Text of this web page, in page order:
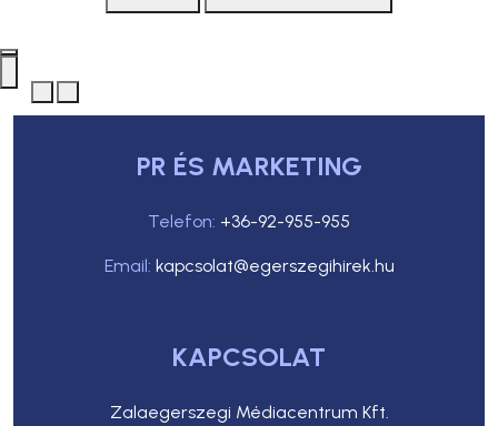
PR ÉS MARKETING
Telefon: +36-92-955-955
Email: kapcsolat@egerszegihirek.hu
KAPCSOLAT
Zalaegerszegi Médiacentrum Kft.